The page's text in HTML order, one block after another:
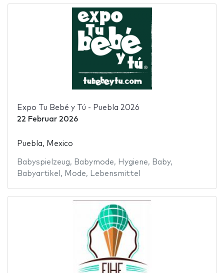
Expo Tu Bebé y Tú - Puebla 2026
22 Februar 2026
Puebla, Mexico
Babyspielzeug, Babymode, Hygiene, Baby,
Babyartikel , Mode, Lebensmittel